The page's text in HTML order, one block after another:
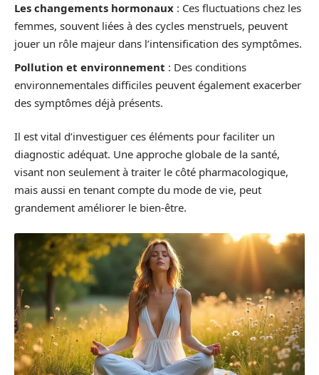
Les changements hormonaux : Ces fluctuations chez les
femmes, souvent liées à des cycles menstruels, peuvent
jouer un rôle majeur dans l’intensification des symptômes.
Pollution et environnement : Des conditions
environnementales difficiles peuvent également exacerber
des symptômes déjà présents.
Il est vital d’investiguer ces éléments pour faciliter un
diagnostic adéquat. Une approche globale de la santé,
visant non seulement à traiter le côté pharmacologique,
mais aussi en tenant compte du mode de vie, peut
grandement améliorer le bien-être.